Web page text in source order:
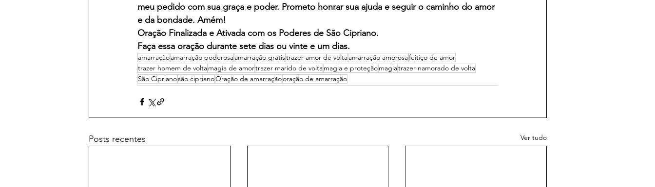
meu pedido com sua graça e poder. Prometo honrar sua ajuda e seguir o caminho do amor
e da bondade. Amém!
Oração Finalizada e Ativada com os Poderes de São Cipriano.
Faça essa oração durante sete dias ou vinte e um dias.
amarraçãoamarração poderosaamarração grátistrazer amor de voltaamarração amorosafeitiço de amor
trazer homem de voltamagia de amortrazer marido de voltamagia e proteçãomagiatrazer namorado de volta
São Ciprianosão ciprianoOração de amarraçãooração de amarração
Posts recentes Ver tudo